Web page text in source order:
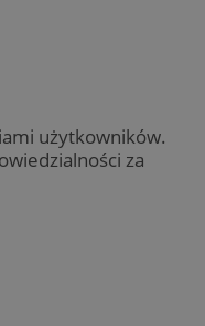
użytkowników.
za